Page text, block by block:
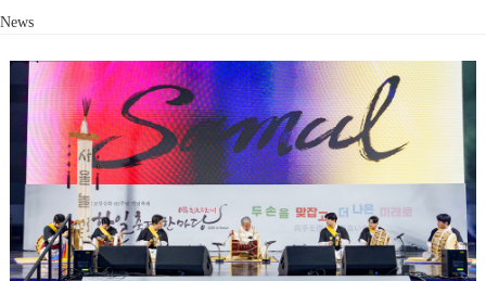
News